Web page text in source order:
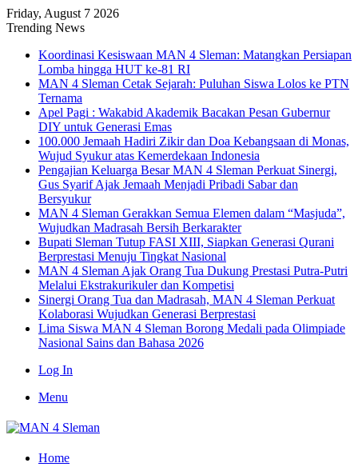
Friday, August 7 2026
Trending News
Koordinasi Kesiswaan MAN 4 Sleman: Matangkan Persiapan
Lomba hingga HUT ke-81 RI
MAN 4 Sleman Cetak Sejarah: Puluhan Siswa Lolos ke PTN
Ternama
Apel Pagi : Wakabid Akademik Bacakan Pesan Gubernur
DIY untuk Generasi Emas
100.000 Jemaah Hadiri Zikir dan Doa Kebangsaan di Monas,
Wujud Syukur atas Kemerdekaan Indonesia
Pengajian Keluarga Besar MAN 4 Sleman Perkuat Sinergi,
Gus Syarif Ajak Jemaah Menjadi Pribadi Sabar dan
Bersyukur
MAN 4 Sleman Gerakkan Semua Elemen dalam “Masjuda”,
Wujudkan Madrasah Bersih Berkarakter
Bupati Sleman Tutup FASI XIII, Siapkan Generasi Qurani
Berprestasi Menuju Tingkat Nasional
MAN 4 Sleman Ajak Orang Tua Dukung Prestasi Putra-Putri
Melalui Ekstrakurikuler dan Kompetisi
Sinergi Orang Tua dan Madrasah, MAN 4 Sleman Perkuat
Kolaborasi Wujudkan Generasi Berprestasi
Lima Siswa MAN 4 Sleman Borong Medali pada Olimpiade
Nasional Sains dan Bahasa 2026
Log In
Menu
Home